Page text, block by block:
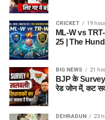
CRICKET 19
ML-W vs
25 | The
BIG NEWS 21
BJP के Survey
रेड जोन में, कट
DEHRADUN 23